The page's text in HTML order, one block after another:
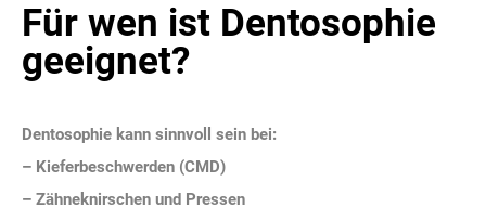
Für wen ist Dentosophie
geeignet?
Dentosophie kann sinnvoll sein bei:
– Kieferbeschwerden (CMD)
– Zähneknirschen und Pressen